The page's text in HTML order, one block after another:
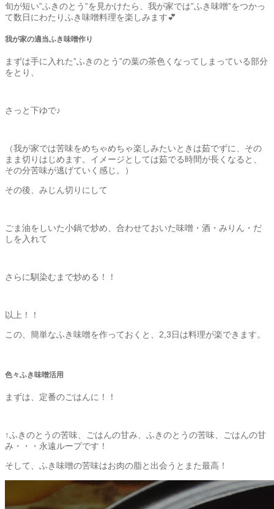
旬が短い”ふきのとう”を見かけたら、我が家では”ふき味噌”をつかっ
て数日にわたりふき味噌料理を楽しみます💕
我が家の適当ふき味噌作り
まずは手に入れた”ふきのとう”の葉の茶色くなってしまっている部分
をとり、
さっと下ゆで♪
（我が家では苦味をめちゃめちゃ楽しみたいときは茹でずに、その
まま切りはじめます。イメージとしては茹でる時間が長くなると、
その分苦味が逃げていく感じ。）
その後、みじん切りにして
ごま油をしいた小鍋で炒め、合わせておいた味噌・酒・みりん・だ
しを入れて
さらに馴染むまで炒める！！
以上！！
この、簡単なふき味噌を作っておくと、2,3日は料理が楽できます。
色々ふき味噌活用
まずは、定番のごはんに！！
↑ふきのとうの苦味、ごはんの甘み、ふきのとうの苦味、ごはんの甘
み・・・永遠ループです！
そして、ふき味噌の苦味はお肉の脂と出会うとまた最高！